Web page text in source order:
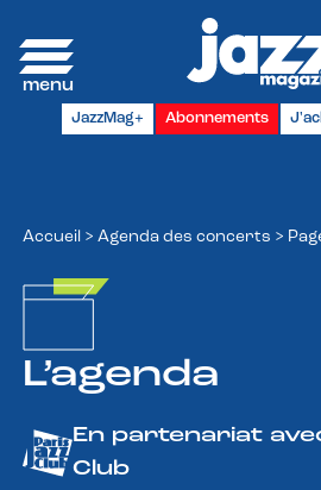
JazzMag+ Abonnements
Accueil > Agenda des concerts >
L’agenda
En partenariat
Club